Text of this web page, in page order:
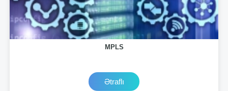
MPLS
Ətraflı